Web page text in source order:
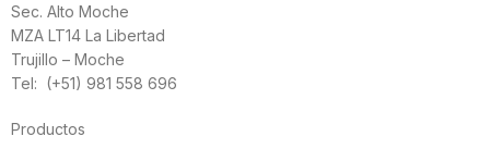
Sec. Alto Moche
MZA LT14 La Libertad
Trujillo – Moche
Tel: (+51) 981 558 696
Productos